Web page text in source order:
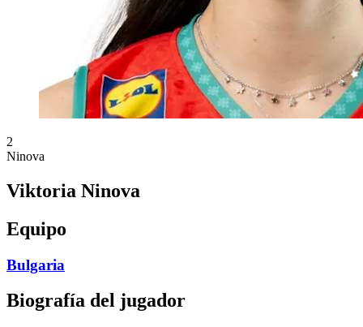
2
Ninova
Viktoria Ninova
Equipo
Bulgaria
Biografía del jugador